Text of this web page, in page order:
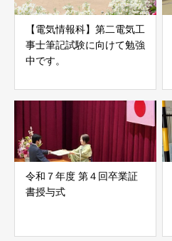
【電気情報科】第二電気工
事士筆記試験に向けて勉強
中です。
令和７年度 第４回卒業証
書授与式